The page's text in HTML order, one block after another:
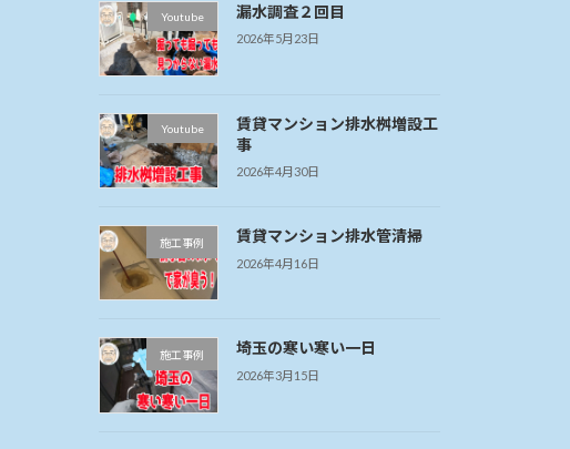
Youtube 漏水調査２回目
2026年5月23日
Youtube
賃貸マンション排水桝増設工
事
2026年4月30日
施工事例 賃貸マンション排水管清掃
2026年4月16日
施工事例 埼玉の寒い寒い一日
2026年3月15日